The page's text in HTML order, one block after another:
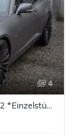
4
Chevrolet (USA) Camaro Cabrio 6,2 *Einzelstück!*